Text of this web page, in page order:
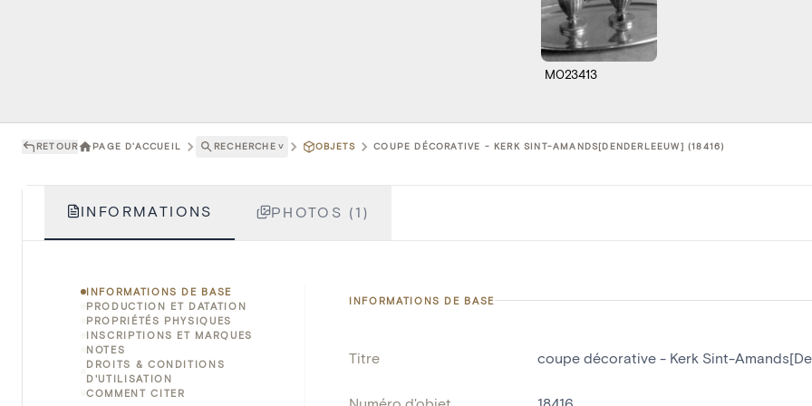
M023413
RETOUR PAGE D'ACCUEIL RECHERCHE ˅ OBJETS COUPE DÉCORATIVE - KERK SINT-AMANDS[DENDERLEEUW] (18416)
INFORMATIONS PHOTOS (1)
INFORMATIONS DE BASE
PRODUCTION ET DATATION
PROPRIÉTÉS PHYSIQUES
INSCRIPTIONS ET MARQUES
NOTES
DROITS & CONDITIONS
D'UTILISATION
COMMENT CITER
INFORMATIONS DE BASE
Titre coupe décorative - Kerk Sint-